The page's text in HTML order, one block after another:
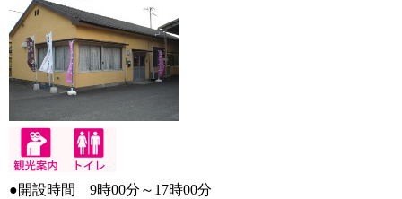
●開設時間 9時00分～17時00分